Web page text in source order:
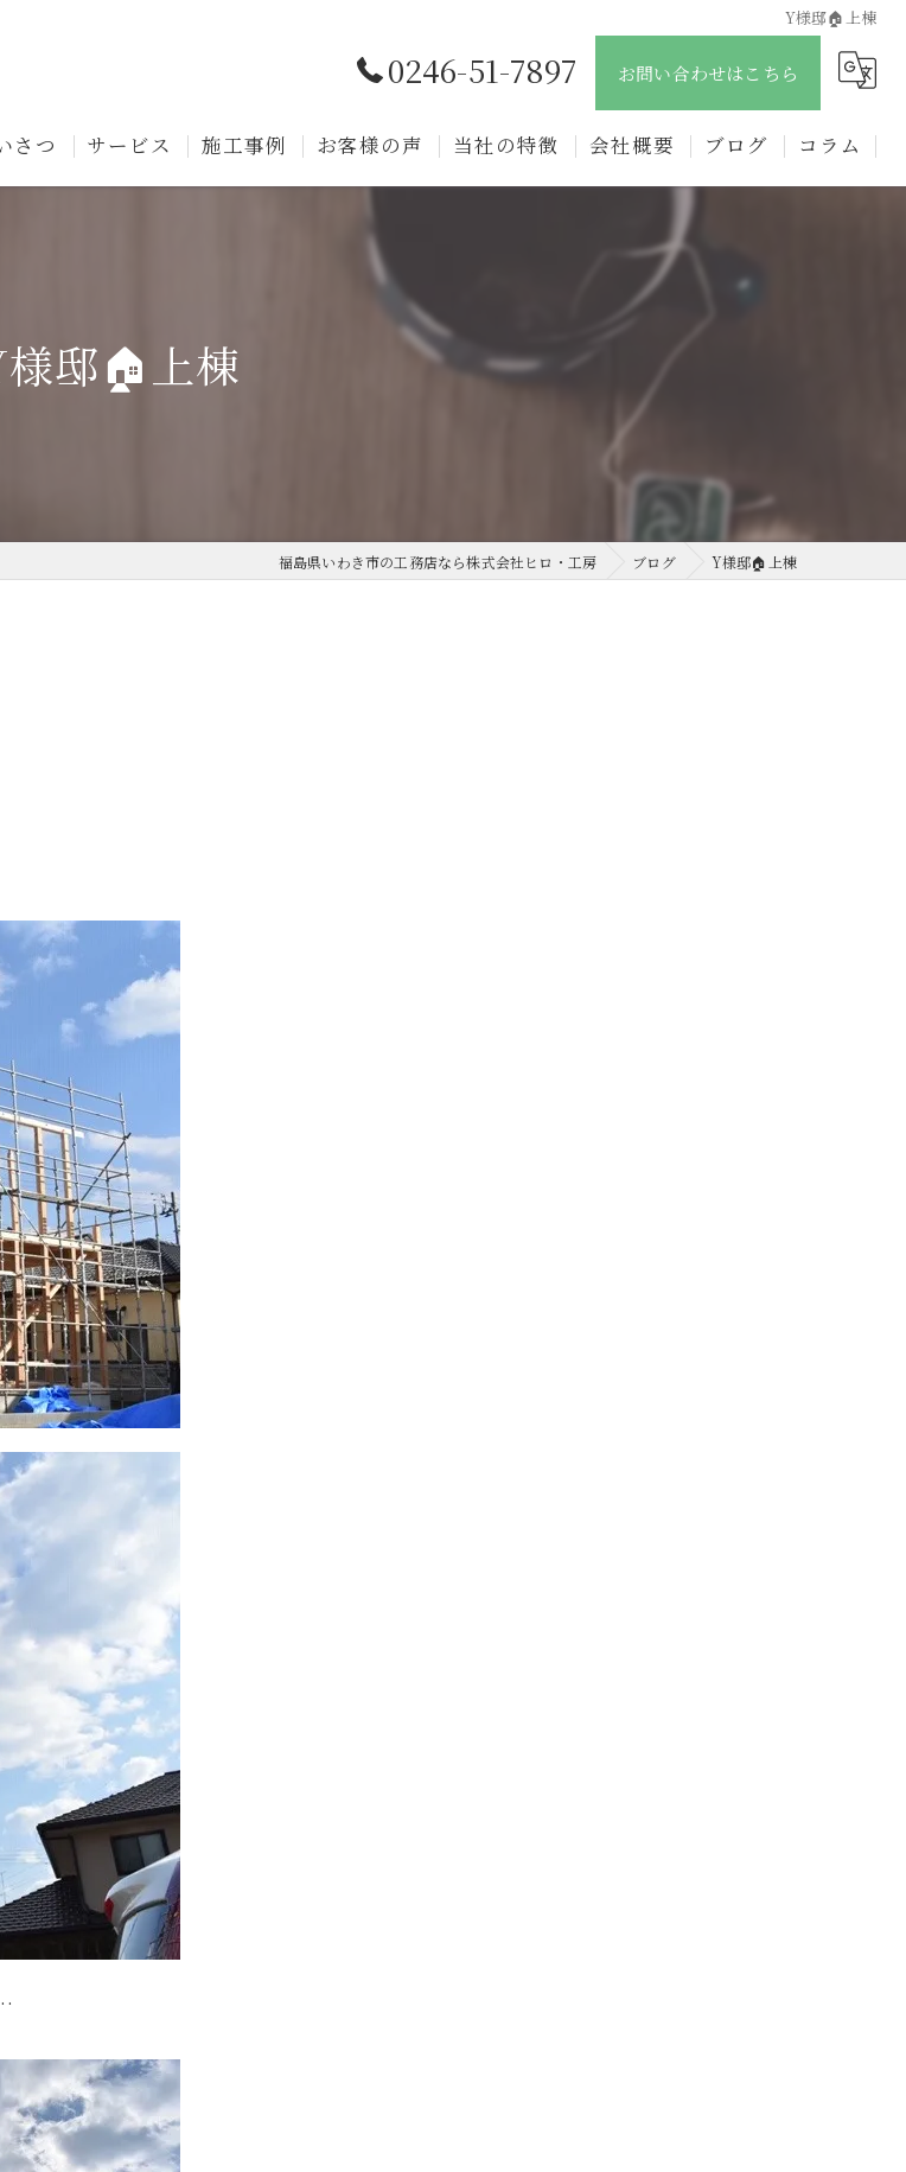
Y様邸🏠上棟
0246-51-7897 お問い合わせはこちら
さつ サービス 施工事例 お客様の声 当社の特徴 会社概要 ブログ コラム
邸🏠上棟
福島県いわき市の工務店なら株式会社ヒロ・工房 ブログ Y様邸🏠上棟